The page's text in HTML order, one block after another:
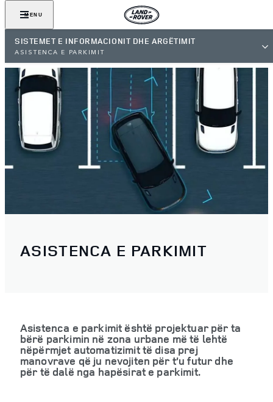
MENU
SISTEMET E INFORMACIONIT DHE ARGËTIMIT
ASISTENCA E PARKIMIT
ASISTENCA E PARKIMIT
Asistenca e parkimit është projektuar për ta
bërë parkimin në zona urbane më të lehtë
nëpërmjet automatizimit të disa prej
manovrave që ju nevojiten për t’u futur dhe
për të dalë nga hapësirat e parkimit.